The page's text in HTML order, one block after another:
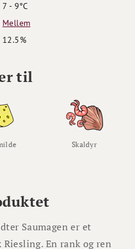
7 - 9°C
Mellem
12.5%
til
Skaldyr
Saumagen er et
En rank og ren